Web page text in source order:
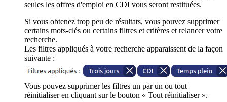
seules les offres d'emploi en CDI vous seront restituées.
Si vous obtenez trop peu de résultats, vous pouvez supprimer
certains mots-clés ou certains filtres et critères et relancer votre
recherche.
Les filtres appliqués à votre recherche apparaissent de la façon
suivante :
Vous pouvez supprimer les filtres un par un ou tout
réinitialiser en cliquant sur le bouton « Tout réinitialiser ».